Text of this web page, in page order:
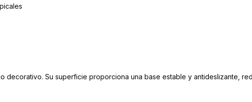
decorativo. Su superficie proporciona una base estable y antideslizante,